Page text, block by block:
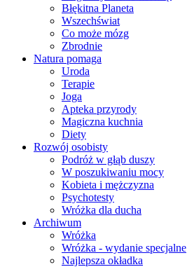
Błękitna Planeta
Wszechświat
Co może mózg
Zbrodnie
Natura pomaga
Uroda
Terapie
Joga
Apteka przyrody
Magiczna kuchnia
Diety
Rozwój osobisty
Podróż w głąb duszy
W poszukiwaniu mocy
Kobieta i mężczyzna
Psychotesty
Wróżka dla ducha
Archiwum
Wróżka
Wróżka - wydanie specjalne
Najlepsza okładka